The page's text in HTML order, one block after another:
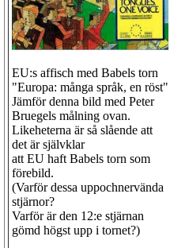
EU:s affisch med Babels torn
"Europa: många språk, en röst"
Jämför denna bild med Peter
Bruegels målning ovan.
Likeheterna är så slående att
det är självklar
att EU haft Babels torn som
förebild.
(Varför dessa uppochnervända
stjärnor?
Varför är den 12:e stjärnan
gömd högst upp i tornet?)